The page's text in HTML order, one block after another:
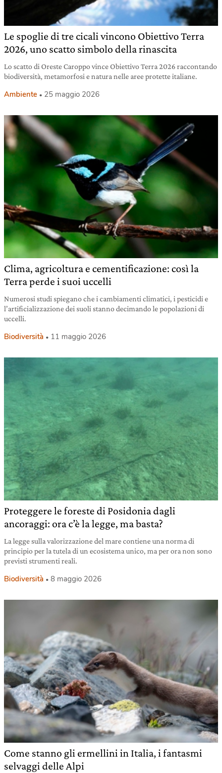
Le spoglie di tre cicali vincono Obiettivo Terra
2026, uno scatto simbolo della rinascita
Lo scatto di Oreste Caroppo vince Obiettivo Terra 2026 raccontando
biodiversità, metamorfosi e natura nelle aree protette italiane.
Ambiente 25 maggio 2026
Clima, agricoltura e cementificazione: così la
Terra perde i suoi uccelli
Numerosi studi spiegano che i cambiamenti climatici, i pesticidi e
l’artificializzazione dei suoli stanno decimando le popolazioni di
uccelli.
Biodiversità 11 maggio 2026
Proteggere le foreste di Posidonia dagli
ancoraggi: ora c’è la legge, ma basta?
La legge sulla valorizzazione del mare contiene una norma di
principio per la tutela di un ecosistema unico, ma per ora non sono
previsti strumenti reali.
Biodiversità 8 maggio 2026
Come stanno gli ermellini in Italia, i fantasmi
selvaggi delle Alpi